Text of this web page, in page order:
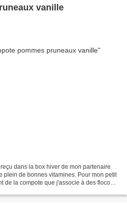
vanille
dans la box hiver de mon partenaire
plein de bonnes vitamines. Pour mon petit
la compote que j'associe à des flocons